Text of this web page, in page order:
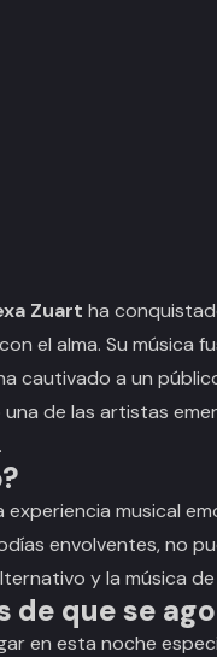
Zuart ha
el alma. Su música
cautivado a un
de las artistas
musical
envolventes, no
y la música
de que se
en esta noche